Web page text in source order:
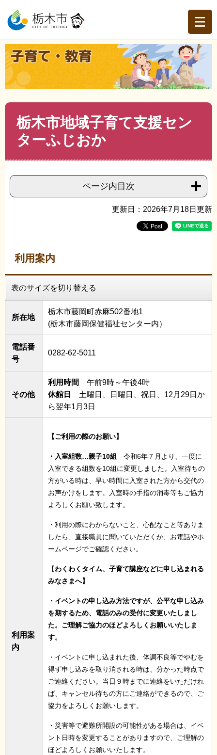
ー
の
先
頭
で
す。
ニ
ー
を
飛
ば
し
て
本
現在地
トップページ > 子育て・教育 > 子育て>施設・遊び場
栃木市地域子育て支援センターふじおか
栃木市地域子育て支援セン
ターふじおか
ページ内目次
更新日：2026年7月18日更新
利用案内
表のサイズを切り替える
所在地
栃木市藤岡町赤麻502番地1
(栃木市藤岡保健福祉センター内）
電話番
号
0282-62-5011
その他
利用時間
午前9時～午後4時
休館日
土曜日、日曜日、祝日、12月29日か
ら翌年1月3日
利用案
内
【ご利用の際のお願い】
・入室組数…親子10組 令和6年７月より、一度に
入室できる組数を10組に変更しました。入室待ちの
方がいる時は、早い時間に入室された方から交代の
お声かけをします。入室時の手指の消毒等もご協力
よろしくお願い致します。
・利用の際にわからないこと、心配なこと等ありま
したら、直接職員に聞いていただくか、お電話やホ
ームページでご確認くださ い。
【わくわくタイム、子育て講座などに申し込まれる
みなさまへ】
・イベントの申し込み方法ですが、公平な申し込み
を期するため、電話のみの受付に変更いたしまし
た。ご理解ご協力のほどよろしくお願いいたしま
す。
・イベントに申し込まれた後、体調不良等でやむを
得ず申し込みを取り消される時は、分かった時点で
ご連絡ください。当日９時までに連絡をいただけれ
ば、キャンセル待ちの方にご連絡ができるので、ご
協力をよろしくお願いします。
・災害等で避難所開設の可能性がある場合は、イベ
ント日時を変更することがありますので、ご理解の
ほどよろしくお願いいたします。